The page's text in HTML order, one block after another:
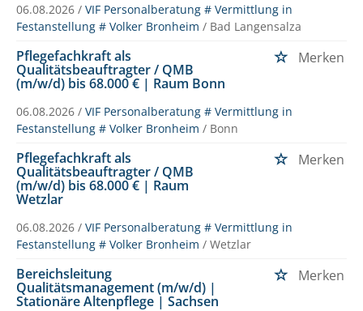
06.08.2026 / VIF Personalberatung # Vermittlung in
Festanstellung # Volker Bronheim / Bad Langensalza
Pflegefachkraft als
Qualitätsbeauftragter / QMB
(m/w/d) bis 68.000 € | Raum Bonn
Merken
06.08.2026 / VIF Personalberatung # Vermittlung in
Festanstellung # Volker Bronheim / Bonn
Pflegefachkraft als
Qualitätsbeauftragter / QMB
(m/w/d) bis 68.000 € | Raum
Wetzlar
Merken
06.08.2026 / VIF Personalberatung # Vermittlung in
Festanstellung # Volker Bronheim / Wetzlar
Bereichsleitung
Qualitätsmanagement (m/w/d) |
Stationäre Altenpflege | Sachsen
Merken